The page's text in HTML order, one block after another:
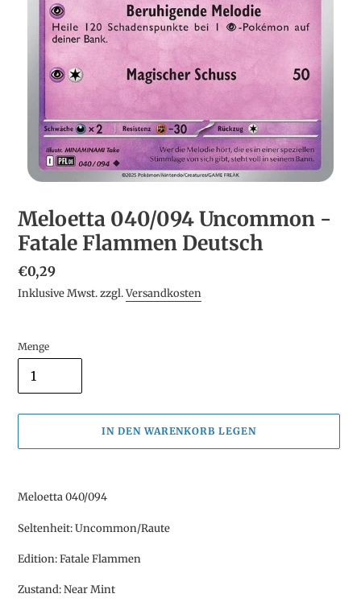
Meloetta 040/094 Uncommon -
Fatale Flammen Deutsch
Normaler
Preis
€0,29
Inklusive Mwst. zzgl.Versandkosten
Menge
IN DEN WARENKORB LEGEN
zum
hinzugefügt
Meloetta 040/094
Seltenheit: Uncommon/Raute
Edition: Fatale Flammen
Zustand: Near Mint